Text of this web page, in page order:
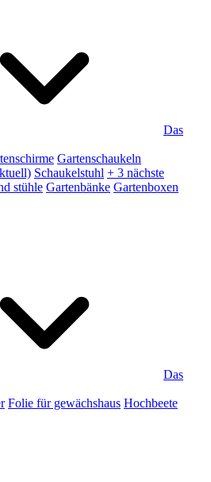
Das
Gartenschaukeln
Schaukelstuhl + 3 nächste
stühle Gartenbänke Gartenboxen
Das
Folie für gewächshaus Hochbeete